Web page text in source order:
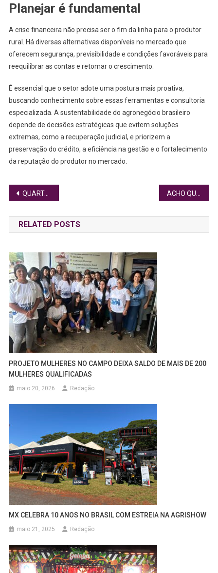
Planejar é fundamental
A crise financeira não precisa ser o fim da linha para o produtor
rural. Há diversas alternativas disponíveis no mercado que
oferecem segurança, previsibilidade e condições favoráveis para
reequilibrar as contas e retomar o crescimento.
É essencial que o setor adote uma postura mais proativa,
buscando conhecimento sobre essas ferramentas e consultoria
especializada. A sustentabilidade do agronegócio brasileiro
depende de decisões estratégicas que evitem soluções
extremas, como a recuperação judicial, e priorizem a
preservação do crédito, a eficiência na gestão e o fortalecimento
da reputação do produtor no mercado.
Navegação
de
Post
QUARTA (15) É O ÚLTIMO DIA PARA SE INSCREVER EM EVENTO DE NETWORKING
RELATED POSTS
PROJETO MULHERES NO CAMPO DEIXA SALDO DE MAIS DE 200
MULHERES QUALIFICADAS
maio 20, 2026 Redação
MX CELEBRA 10 ANOS NO BRASIL COM ESTREIA NA AGRISHOW
maio 21, 2025 Redação